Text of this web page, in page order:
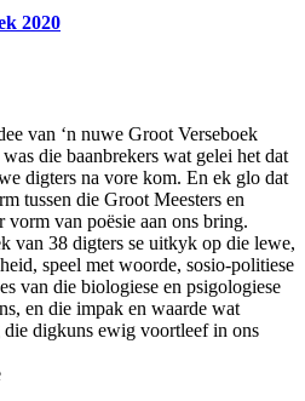
2020
van ‘n nuwe Groot Verseboek
die baanbrekers wat gelei het dat
digters na vore kom. En ek glo dat
tussen die Groot Meesters en
vorm van poësie aan ons bring.
van 38 digters se uitkyk op die lewe,
speel met woorde, sosio-politiese
van die biologiese en psigologiese
en die impak en waarde wat
digkuns ewig voortleef in ons